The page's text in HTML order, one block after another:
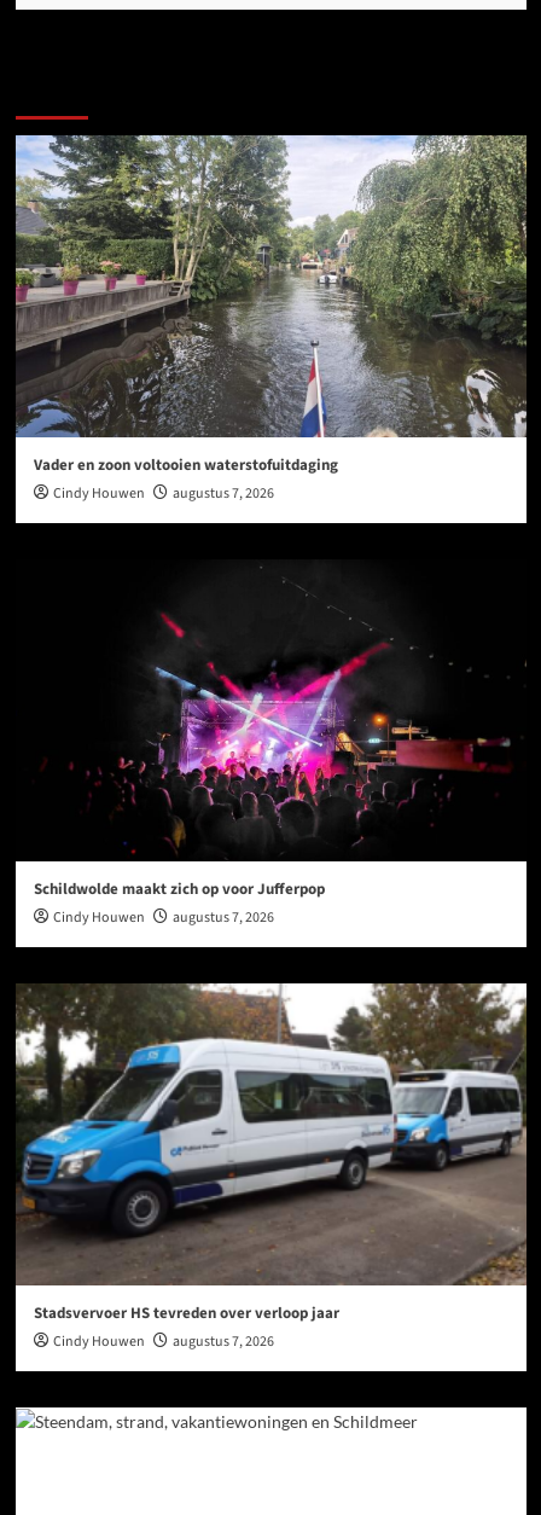
Vader en zoon voltooien waterstofuitdaging
Cindy Houwen augustus 7, 2026
Schildwolde maakt zich op voor Jufferpop
Cindy Houwen augustus 7, 2026
Stadsvervoer HS tevreden over verloop jaar
Cindy Houwen augustus 7, 2026